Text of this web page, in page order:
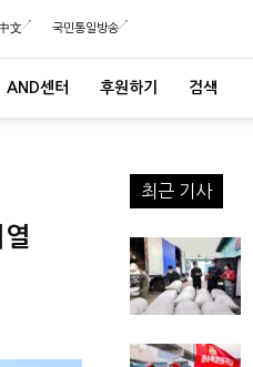
文 국민통일방송
AND센터 후원하기 검색
최근 기사